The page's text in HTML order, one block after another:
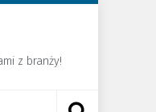
z branży!